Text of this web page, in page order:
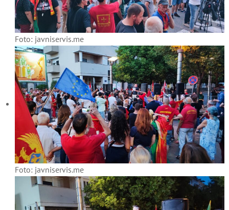
Foto: javniservis.me
Foto: javniservis.me